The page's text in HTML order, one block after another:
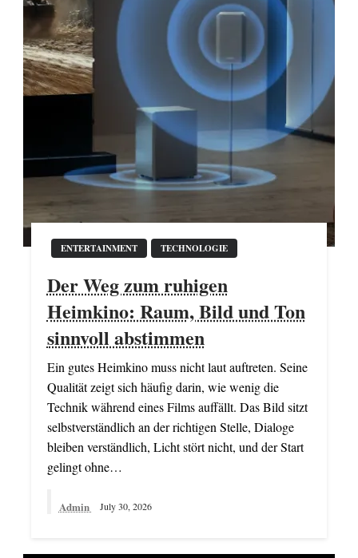
ENTERTAINMENT TECHNOLOGIE
Der Weg zum ruhigen
Heimkino: Raum, Bild und Ton
sinnvoll abstimmen
Ein gutes Heimkino muss nicht laut auftreten. Seine
Qualität zeigt sich häufig darin, wie wenig die
Technik während eines Films auffällt. Das Bild sitzt
selbstverständlich an der richtigen Stelle, Dialoge
bleiben verständlich, Licht stört nicht, und der Start
gelingt ohne…
Admin July 30, 2026